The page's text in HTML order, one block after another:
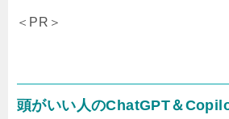
＜PR＞
頭がいい人のChatGPT＆